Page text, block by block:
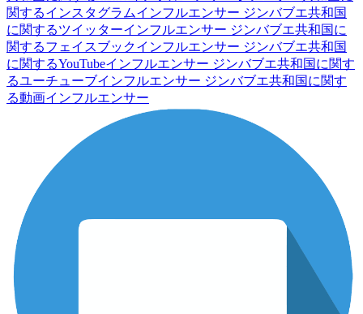
関するインスタグラムインフルエンサー ジンバブエ共和国
に関するツイッターインフルエンサー ジンバブエ共和国に
関するフェイスブックインフルエンサー ジンバブエ共和国
に関するYouTubeインフルエンサー ジンバブエ共和国に関す
るユーチューブインフルエンサー ジンバブエ共和国に関す
る動画インフルエンサー